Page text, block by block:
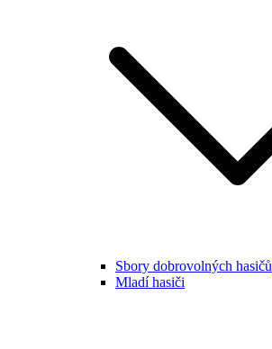
Sbory dobrovolných hasičů
Mladí hasiči